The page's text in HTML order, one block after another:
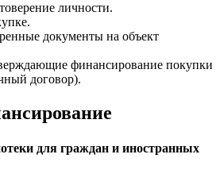
личности.
документы на объект
финансирование покупки
договор).
для граждан и иностранных